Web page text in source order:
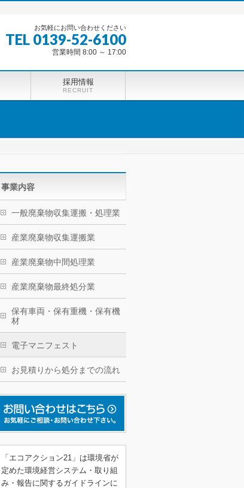
お気軽にお問い合わせください
TEL 0139-52-6100
営業時間 8:00 ～ 17:00
採用情報
RECRUIT
事業内容
一般廃棄物収集運搬・処理業
産業廃棄物収集運搬業
産業廃棄物中間処理業
産業廃棄物最終処分業
保有車両・保有重機・保有機
材
電子マニフェスト
お見積りから処分までの流れ
「エコアクション21」は環境省が
定めた環境経営システム・取り組
み・報告に関するガイドラインに